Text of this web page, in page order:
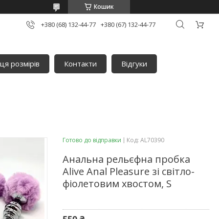
Кошик
+380 (68) 132-44-77 +380 (67) 132-44-77
розмірів Контакти Відгуки
Готово до відправки Код: AL70390
Анальна рельєфна пробка
Alive Anal Pleasure зі світло-
фіолетовим хвостом, S